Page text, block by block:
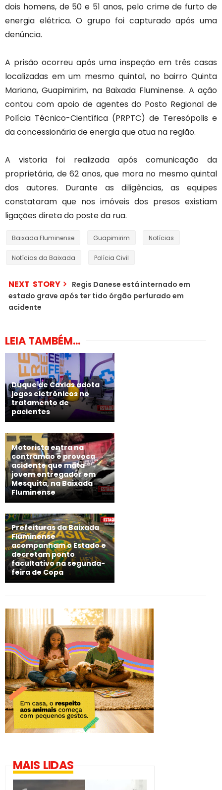
dois homens, de 50 e 51 anos, pelo crime de furto de
energia elétrica. O grupo foi capturado após uma
denúncia.
A prisão ocorreu após uma inspeção em três casas
localizadas em um mesmo quintal, no bairro Quinta
Mariana, Guapimirim, na Baixada Fluminense. A ação
contou com apoio de agentes do Posto Regional de
Polícia Técnico-Científica (PRPTC) de Teresópolis e
da concessionária de energia que atua na região.
A vistoria foi realizada após comunicação da
proprietária, de 62 anos, que mora no mesmo quintal
dos autores. Durante as diligências, as equipes
constataram que nos imóveis dos presos existiam
ligações direta do poste da rua.
Baixada Fluminense Guapimirim Notícias
Notícias da Baixada Polícia Civil
NEXT STORY
Regis Danese está internado em
estado grave após ter tido órgão perfurado em
acidente
LEIA TAMBÉM...
Duque de Caxias adota
jogos eletrônicos no
tratamento de
pacientes
Motorista entra na
contramão e provoca
acidente que mata
jovem entregador em
Mesquita, na Baixada
Fluminense
Prefeituras da Baixada
Fluminense
acompanham o Estado e
decretam ponto
facultativo na segunda-
feira de Copa
MAIS LIDAS